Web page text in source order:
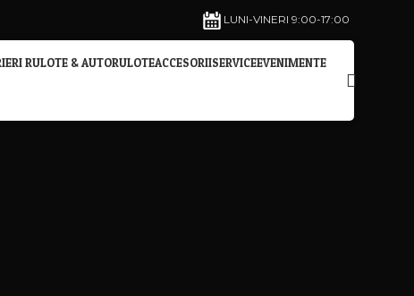
LUNI-VINERI 9:00-17:00
RULOTE & AUTORULOTEACCESORIISERVICEEVENIMENTE